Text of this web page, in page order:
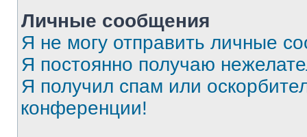
Личные сообщения
Я не могу отправить личные
Я постоянно получаю
Я получил спам или
конференции!